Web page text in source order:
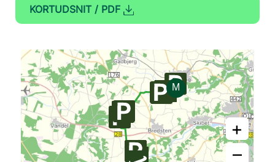
KORTUDSNIT / PDF
+
–